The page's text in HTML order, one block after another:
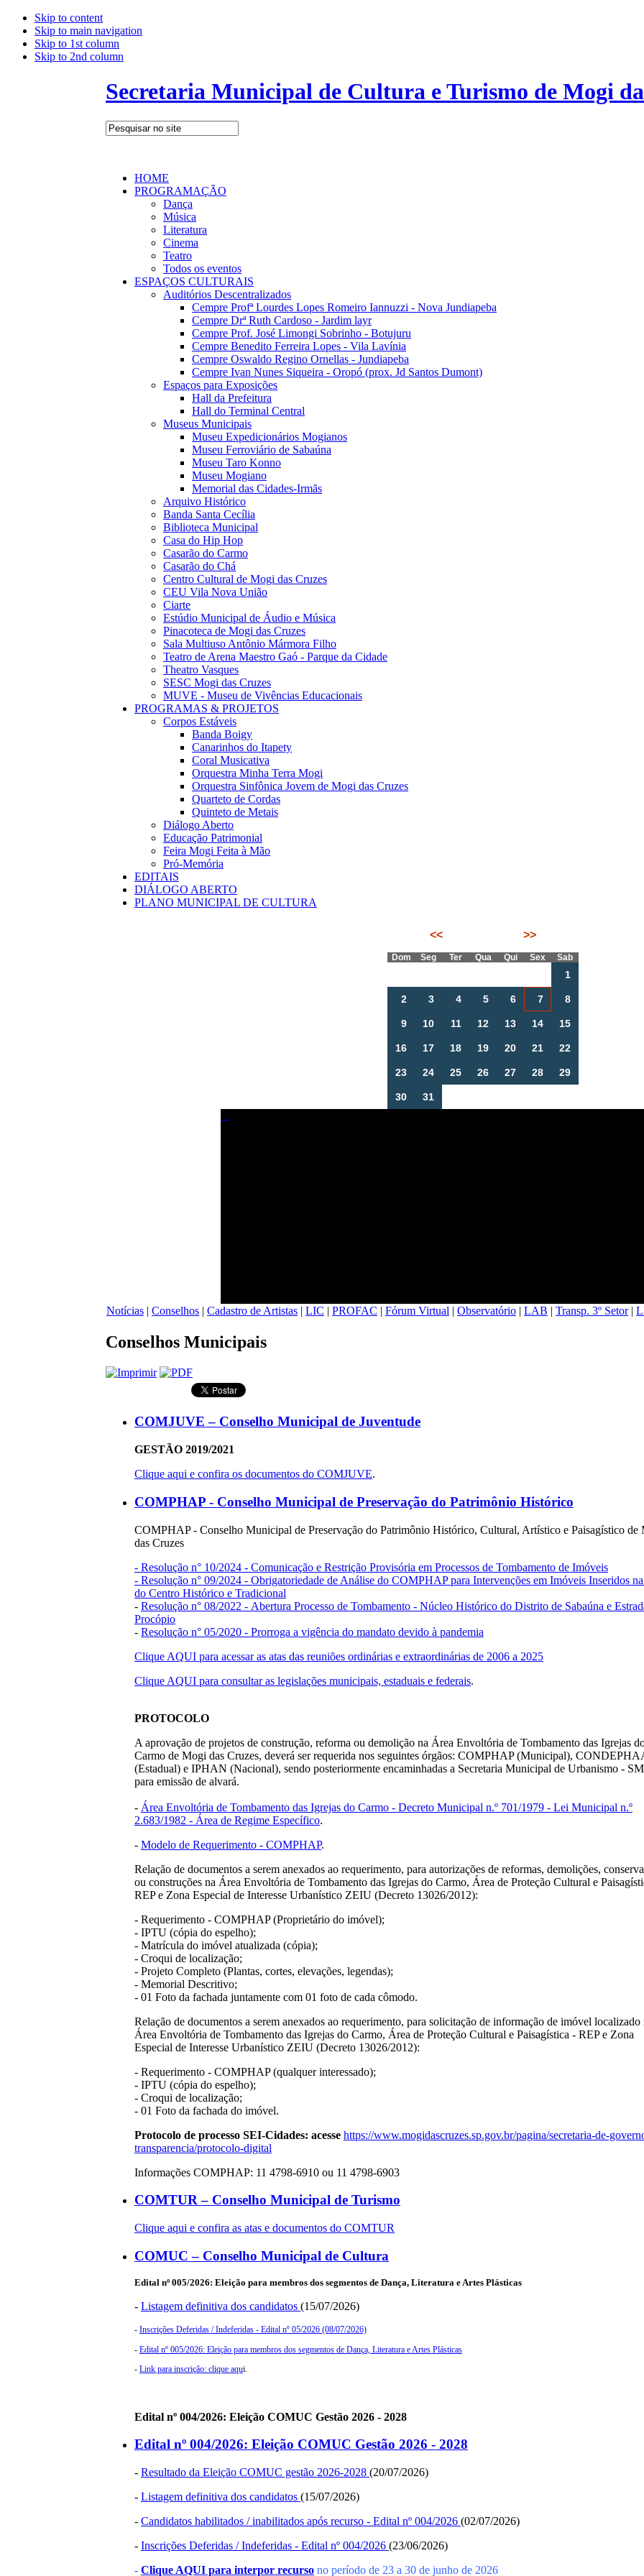
Skip to content
Skip to main navigation
Skip to 1st column
Skip to 2nd column
Secretaria Municipal de Cultura e Turismo de Mogi
HOME
PROGRAMAÇÃO
Dança
Música
Literatura
Cinema
Teatro
Todos os eventos
ESPAÇOS CULTURAIS
Auditórios Descentralizados
Cempre Profª Lourdes Lopes Romeiro Iannuzzi - Nova Jundiapeba
Cempre Drª Ruth Cardoso - Jardim layr
Cempre Prof. José Limongi Sobrinho - Botujuru
Cempre Benedito Ferreira Lopes - Vila Lavínia
Cempre Oswaldo Regino Ornellas - Jundiapeba
Cempre Ivan Nunes Siqueira - Oropó (prox. Jd Santos Dumont)
Espaços para Exposições
Hall da Prefeitura
Hall do Terminal Central
Museus Municipais
Museu Expedicionários Mogianos
Museu Ferroviário de Sabaúna
Museu Taro Konno
Museu Mogiano
Memorial das Cidades-Irmãs
Arquivo Histórico
Banda Santa Cecília
Biblioteca Municipal
Casa do Hip Hop
Casarão do Carmo
Casarão do Chá
Centro Cultural de Mogi das Cruzes
CEU Vila Nova União
Ciarte
Estúdio Municipal de Áudio e Música
Pinacoteca de Mogi das Cruzes
Sala Multiuso Antônio Mármora Filho
Teatro de Arena Maestro Gaó - Parque da Cidade
Theatro Vasques
SESC Mogi das Cruzes
MUVE - Museu de Vivências Educacionais
PROGRAMAS & PROJETOS
Corpos Estáveis
Banda Boigy
Canarinhos do Itapety
Coral Musicativa
Orquestra Minha Terra Mogi
Orquestra Sinfônica Jovem de Mogi das Cruzes
Quarteto de Cordas
Quinteto de Metais
Diálogo Aberto
Educação Patrimonial
Feira Mogi Feita à Mão
Pró-Memória
EDITAIS
DIÁLOGO ABERTO
PLANO MUNICIPAL DE CULTURA
<< >>
Dom Seg Ter Qua Qui Sex Sab
1
2 3 4 5 6 7 8
9 10 11 12 13 14 15
16 17 18 19 20 21 22
23 24 25 26 27 28 29
30 31
Notícias | Conselhos | Cadastro de Artistas | LIC | PROFAC | Fórum Virtual | Observatório | LAB | Transp. 3º Setor|
Conselhos Municipais
COMJUVE – Conselho Municipal de Juventude
GESTÃO 2019/2021
Clique aqui e confira os documentos do COMJUVE.
COMPHAP - Conselho Municipal de Preservação do Patrimônio Histórico
COMPHAP - Conselho Municipal de Preservação do Patrimônio Histórico, Cultural, Artístico e Paisagístico de
das Cruzes
- Resolução n° 10/2024 - Comunicação e Restrição Provisória em Processos de Tombamento de Imóveis
- Resolução n° 09/2024 - Obrigatoriedade de Análise do COMPHAP para Intervenções em Imóveis Inseridos
do Centro Histórico e Tradicional
- Resolução n° 08/2022 - Abertura Processo de Tombamento - Núcleo Histórico do Distrito de Sabaúna e
Procópio
- Resolução n° 05/2020 - Prorroga a vigência do mandato devido à pandemia
Clique AQUI para acessar as atas das reuniões ordinárias e extraordinárias de 2006 a 2025
Clique AQUI para consultar as legislações municipais, estaduais e federais.
PROTOCOLO
A aprovação de projetos de construção, reforma ou demolição na Área Envoltória de Tombamento das Igrejas
Carmo de Mogi das Cruzes, deverá ser requerida nos seguintes órgãos: COMPHAP (Municipal),
(Estadual) e IPHAN (Nacional), sendo posteriormente encaminhadas a Secretaria Municipal de Urbanismo -
para emissão de alvará.
- Área Envoltória de Tombamento das Igrejas do Carmo - Decreto Municipal n.º 701/1979 - Lei Municipal n.º
2.683/1982 - Área de Regime Específico.
- Modelo de Requerimento - COMPHAP.
Relação de documentos a serem anexados ao requerimento, para autorizações de reformas, demolições,
ou construções na Área Envoltória de Tombamento das Igrejas do Carmo, Área de Proteção Cultural e
REP e Zona Especial de Interesse Urbanístico ZEIU (Decreto 13026/2012):
- Requerimento - COMPHAP (Proprietário do imóvel);
- IPTU (cópia do espelho);
- Matrícula do imóvel atualizada (cópia);
- Croqui de localização;
- Projeto Completo (Plantas, cortes, elevações, legendas);
- Memorial Descritivo;
- 01 Foto da fachada juntamente com 01 foto de cada cômodo.
Relação de documentos a serem anexados ao requerimento, para solicitação de informação de imóvel localizado
Área Envoltória de Tombamento das Igrejas do Carmo, Área de Proteção Cultural e Paisagística - REP e Zona
Especial de Interesse Urbanístico ZEIU (Decreto 13026/2012):
- Requerimento - COMPHAP (qualquer interessado);
- IPTU (cópia do espelho);
- Croqui de localização;
- 01 Foto da fachada do imóvel.
Protocolo de processo SEI-Cidades: acesse https://www.mogidascruzes.sp.gov.br/pagina/secretaria-de-
transparencia/protocolo-digital
Informações COMPHAP: 11 4798-6910 ou 11 4798-6903
COMTUR – Conselho Municipal de Turismo
Clique aqui e confira as atas e documentos do COMTUR
COMUC – Conselho Municipal de Cultura
Edital nº 005/2026: Eleição para membros dos segmentos de Dança, Literatura e Artes Plásticas
- Listagem definitiva dos candidatos (15/07/2026)
- Inscrições Deferidas / Indeferidas - Edital nº 05/2026 (08/07/2026)
- Edital nº 005/2026: Eleição para membros dos segmentos de Dança, Literatura e Artes Plásticas
- Link para inscrição: clique aqui.
Edital nº 004/2026: Eleição COMUC Gestão 2026 - 2028
Edital nº 004/2026: Eleição COMUC Gestão 2026 - 2028
- Resultado da Eleição COMUC gestão 2026-2028 (20/07/2026)
- Listagem definitiva dos candidatos (15/07/2026)
- Candidatos habilitados / inabilitados após recurso - Edital nº 004/2026 (02/07/2026)
- Inscrições Deferidas / Indeferidas - Edital nº 004/2026 (23/06/2026)
- Clique AQUI para interpor recurso no período de 23 a 30 de junho de 2026